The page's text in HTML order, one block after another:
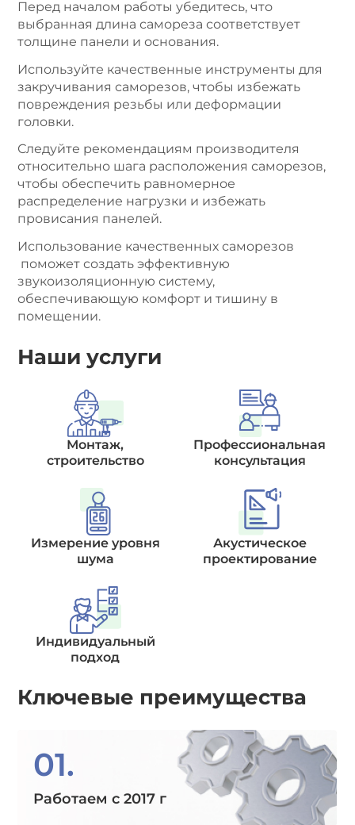
Перед началом работы убедитесь, что
выбранная длина самореза соответствует
толщине панели и основания.
Используйте качественные инструменты для
закручивания саморезов, чтобы избежать
повреждения резьбы или деформации
головки.
Следуйте рекомендациям производителя
относительно шага расположения саморезов,
чтобы обеспечить равномерное
распределение нагрузки и избежать
провисания панелей.
Использование качественных саморезов
поможет создать эффективную
звукоизоляционную систему,
обеспечивающую комфорт и тишину в
помещении.
Наши услуги
Монтаж,
строительство
Профессиональная
консультация
Измерение уровня
шума
Акустическое
проектирование
Индивидуальный
подход
Ключевые преимущества
01.
Работаем с 2017 г